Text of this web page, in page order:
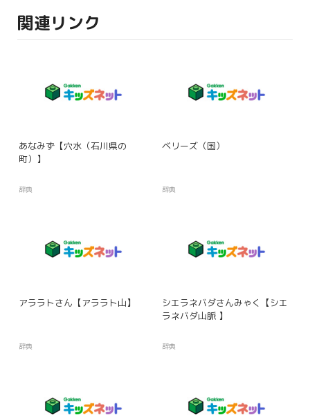
関連リンク
あなみず【穴水（石川県の
町）】
辞典
ベリーズ（国）
辞典
アララトさん【アララト山】
辞典
シエラネバダさんみゃく【シエ
ラネバダ山脈 】
辞典